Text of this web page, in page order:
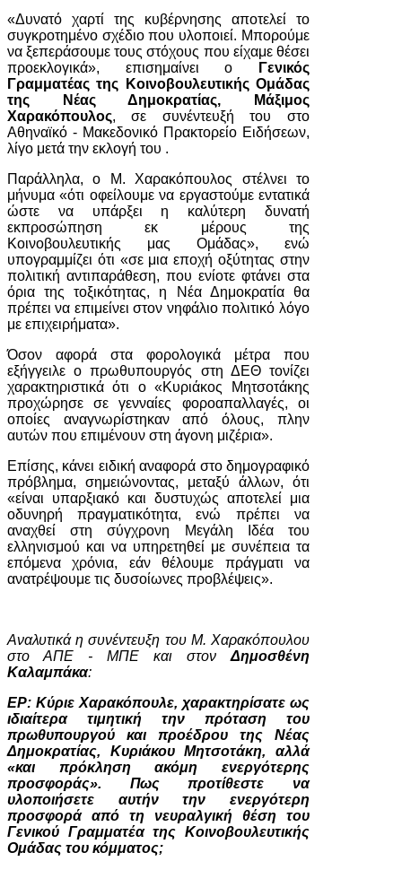
«Δυνατό χαρτί της κυβέρνησης αποτελεί το
συγκροτημένο σχέδιο που υλοποιεί. Μπορούμε
να ξεπεράσουμε τους στόχους που είχαμε θέσει
προεκλογικά», επισημαίνει ο
Γενικός
Γραμματέας της Κοινοβουλευτικής Ομάδας
της Νέας Δημοκρατίας, Μάξιμος
Χαρακόπουλος, σε συνέντευξή του στο
Αθηναϊκό - Μακεδονικό Πρακτορείο Ειδήσεων,
λίγο μετά την εκλογή του .
Παράλληλα, ο Μ. Χαρακόπουλος στέλνει το
μήνυμα «ότι οφείλουμε να εργαστούμε εντατικά
ώστε να υπάρξει η καλύτερη δυνατή
εκπροσώπηση εκ μέρους της
Κοινοβουλευτικής μας Ομάδας», ενώ
υπογραμμίζει ότι «σε μια εποχή οξύτητας στην
πολιτική αντιπαράθεση, που ενίοτε φτάνει στα
όρια της τοξικότητας, η Νέα Δημοκρατία θα
πρέπει να επιμείνει στον νηφάλιο πολιτικό λόγο
με επιχειρήματα».
Όσον αφορά στα φορολογικά μέτρα που
εξήγγειλε ο πρωθυπουργός στη ΔΕΘ τονίζει
χαρακτηριστικά ότι ο «Κυριάκος Μητσοτάκης
προχώρησε σε γενναίες φοροαπαλλαγές, οι
οποίες αναγνωρίστηκαν από όλους, πλην
αυτών που επιμένουν στη άγονη μιζέρια».
Επίσης, κάνει ειδική αναφορά στο δημογραφικό
πρόβλημα, σημειώνοντας, μεταξύ άλλων, ότι
«είναι υπαρξιακό και δυστυχώς αποτελεί μια
οδυνηρή πραγματικότητα, ενώ πρέπει να
αναχθεί στη σύγχρονη Μεγάλη Ιδέα του
ελληνισμού και να υπηρετηθεί με συνέπεια τα
επόμενα χρόνια, εάν θέλουμε πράγματι να
ανατρέψουμε τις δυσοίωνες προβλέψεις».
Αναλυτικά η συνέντευξη του Μ. Χαρακόπουλου
στο ΑΠΕ - ΜΠΕ και στονΔημοσθένη
Καλαμπάκα:
ΕΡ: Κύριε Χαρακόπουλε, χαρακτηρίσατε ως
ιδιαίτερα τιμητική την πρόταση του
πρωθυπουργού και προέδρου της Νέας
Δημοκρατίας, Κυριάκου Μητσοτάκη, αλλά
«και πρόκληση ακόμη ενεργότερης
προσφοράς». Πως προτίθεστε να
υλοποιήσετε αυτήν την ενεργότερη
προσφορά από τη νευραλγική θέση του
Γενικού Γραμματέα της Κοινοβουλευτικής
Ομάδας του κόμματος;